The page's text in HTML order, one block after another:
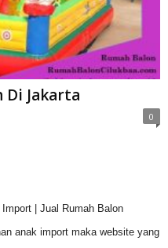
Di Jakarta
0
| Jual Rumah Balon
anak import maka website yang